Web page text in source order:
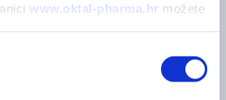
www.oktal-pharma.hr možete
- presudi